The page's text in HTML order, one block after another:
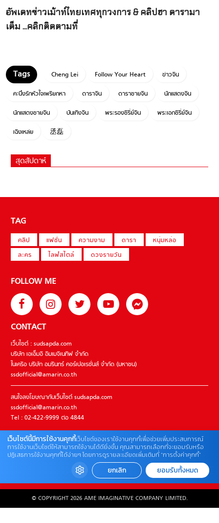
อัพเดทข่าวเม้าท์ไทยเทศทุกวงการ & คลิปฮา ดารามา
เต็ม ...คลิกติดตามที่
Cheng Lei Follow Your Heart
ข่าวจีน
คะนึงรักหัวใจเพรียกหา
ดาราจีน ดาราชายจีน
นักแสดงจีน
นักแสดงชายจีน
บันเทิงจีน พระรองซีรี่ย์จีน
พระเอกซีรี่ย์จีน
เฉิงเหล่ย
丞磊
สุดสัปดาห์
TAG
คลิป แฟชั่น ความงาม ดารา
หนุ่มหล่อ
ละคร
ไลฟ์สไตล์ ดวงรายวัน
FOLLOW ME
CONTACT
เว็บไซต์ : sudsapda.com
บริษัท เอเอ็มอี อิมเมจิเนทีฟ จำกัด
ในเครือ บริษัท อมรินทร์ คอร์เปอเรชั่นส์ จำกัด (มหาชน)
ssdofficial@amarin.co.th
สนใจลงโฆษณากับเว็บไซต์ sudsapda.com
ssdofficial@amarin.co.th
Tel : 02-422-9999 ต่อ 4844
ติดต่อแจ้งปัญหาหรือร้องเรียน
02-422-9999 ต่อ 4180
(จันทร์ – ศุกร์ เวลา 09.00 – 18.00 น)
© COPYRIGHT 2026 AME IMAGINATIVE COMPANY LIMITED.
เว็บไซต์นี้มีการใช้งานคุกกี้เว็บไซต์ของเราใช้งานคุกกี้เพื่อช่วยเพิ่มประสบการณ์
การใช้งานเว็บไซต์ให้สามารถใช้งานได้ดียิ่งขึ้น คุณสามารถเลือกที่จะยอมรับหรือ
ปฏิเสธการใช้งานคุกกี้ได้ง่ายๆ โดยการดูรายละเอียดเพิ่มเติมที่ “การตั้งค่าคุกกี้”
ยกเลิก ยอมรับทั้งหมด